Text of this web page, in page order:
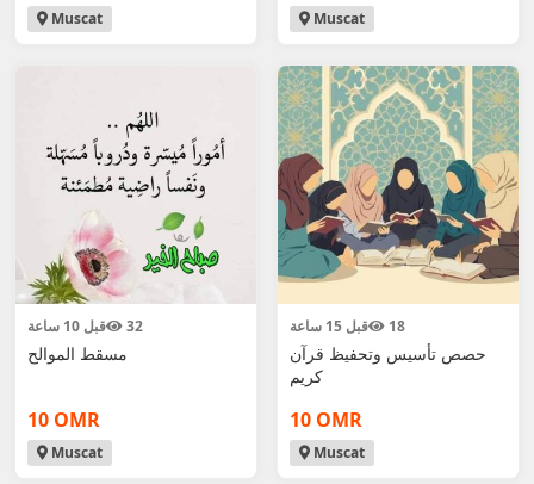
Muscat Muscat
قبل 10 ساعة 32
مسقط الموالح
10 OMR
Muscat
قبل 15 ساعة 18
حصص تأسيس وتحفيظ قرآن
كريم
10 OMR
Muscat